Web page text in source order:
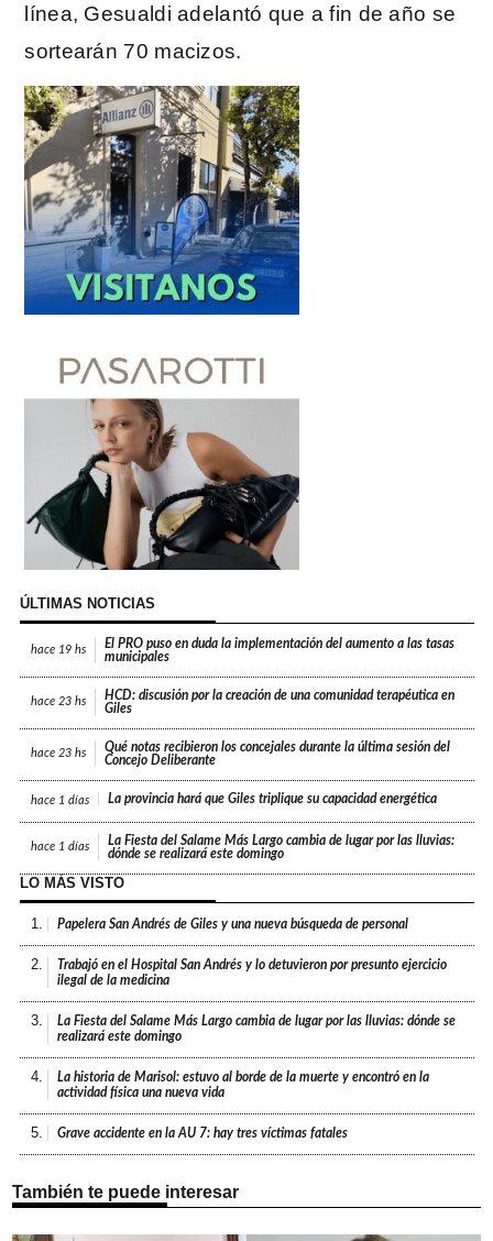
línea, Gesualdi adelantó que a fin de año se
sortearán 70 macizos.
ÚLTIMAS NOTICIAS
hace 19 hs
El PRO puso en duda la implementación del aumento a las tasas
municipales
hace 23 hs
HCD: discusión por la creación de una comunidad terapéutica en
Giles
hace 23 hs
Qué notas recibieron los concejales durante la última sesión del
Concejo Deliberante
hace 1 días La provincia hará que Giles triplique su capacidad energética
hace 1 días
La Fiesta del Salame Más Largo cambia de lugar por las lluvias:
dónde se realizará este domingo
LO MÁS VISTO
1. Papelera San Andrés de Giles y una nueva búsqueda de personal
2.
Trabajó en el Hospital San Andrés y lo detuvieron por presunto ejercicio
ilegal de la medicina
3.
La Fiesta del Salame Más Largo cambia de lugar por las lluvias: dónde se
realizará este domingo
4.
La historia de Marisol: estuvo al borde de la muerte y encontró en la
actividad física una nueva vida
5. Grave accidente en la AU 7: hay tres víctimas fatales
También te puede interesar